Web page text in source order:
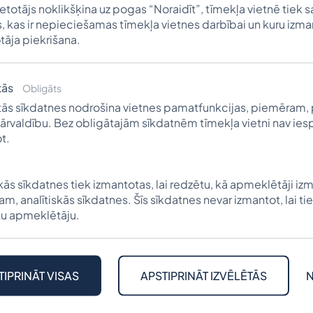
dzimis Latvijā 1939. gadā. Viņš bija Franča un
ģimene Latviju atstāja, un sākās trimdas ceļš.
iesaistījās sabiedriskajā dzīvē, bet Vilis uzsāka
izceļoja uz ASV un apmetāsBay City, Michigan
pēkšņi nomira tēvs, un Vilim, piecpadsmit gadu
bet arī par māti. 1956. gadā Vilis beidza
Valsts Universitātē (MSU),
,
studentu organizācijās.
Vilis Barēvics sāka darbu firmāBoeing, kur
noklikšķina uz pogas “Noraidīt”, tīmekļa vietnē tiek
kas ir nepieciešamas tīmekļa vietnes darbībai un kuru
piekrišana.
Obligāts
sīkdatnes nodrošina vietnes pamatfunkcijas, piemēram,
Bez obligātajām sīkdatnēm tīmekļa vietni nav
sīkdatnes tiek izmantotas, lai redzētu, kā apmeklētāji
analītiskās sīkdatnes. Šīs sīkdatnes nevar izmantot, lai
apmeklētāju.
APSTIPRINĀT IZVĒLĒTĀS
VISAS